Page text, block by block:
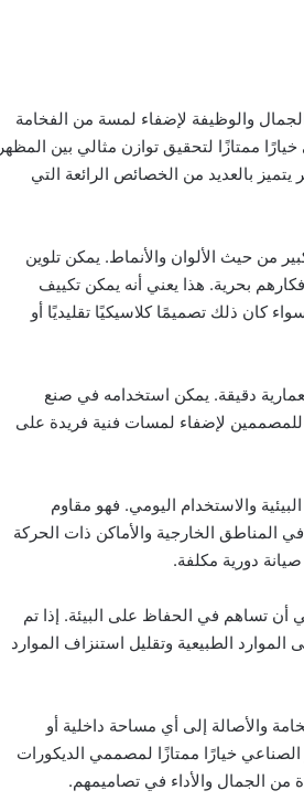
والوظيفة لإضفاء لمسة من الفخامة
ممتازًا لتحقيق توازن مثالي بين المظهر
بالعديد من الخصائص الرائعة التي
من حيث الألوان والأنماط. يمكن تلوين
بحرية. هذا يعني أنه يمكن تكييف
كان ذلك تصميمًا كلاسيكيًا تقليديًا أو
دقيقة. يمكن استخدامه في صنع
للمصممين لإضفاء لمسات فنية فريدة على
والاستخدام اليومي. فهو مقاوم
في المناطق الخارجية والأماكن ذات الحركة
دورية مكلفة.
أن تساهم في الحفاظ على البيئة. إذا تم
الطبيعية وتقليل استنزاف الموارد
والأصالة إلى أي مساحة داخلية أو
الصناعي خيارًا ممتازًا لمصممي الديكورات
الجمال والأداء في تصاميمهم.